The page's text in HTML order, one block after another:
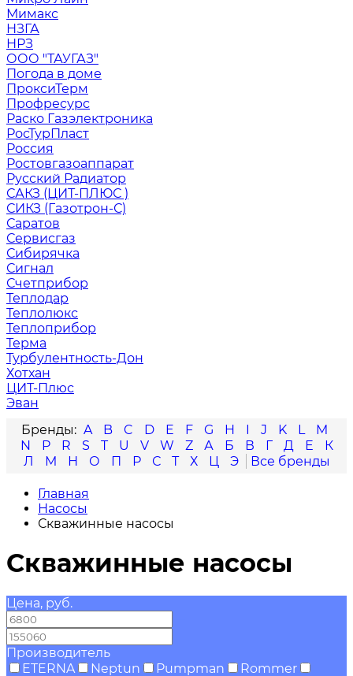
Мимакс
НЗГА
НРЗ
ООО "ТАУГАЗ"
Погода в доме
ПроксиТерм
Профресурс
Раско Газэлектроника
РосТурПласт
Россия
Ростовгазоаппарат
Русский Радиатор
САКЗ (ЦИТ-ПЛЮС )
СИКЗ (Газотрон-С)
Саратов
Сервисгаз
Сибирячка
Сигнал
Счетприбор
Теплодар
Теплолюкс
Теплоприбор
Терма
Турбулентность-Дон
Хотхан
ЦИТ-Плюс
Эван
A
B C D E F G H I J K L
M
N
P R S T U V W Z А Б В Г Д Е
К
Л
М Н О П Р С Т Х Ц Э
Главная
Насосы
Скважинные насосы
Скважинные насосы
Цена, руб.
Производитель
ETERNA
Neptun Pumpman Rommer